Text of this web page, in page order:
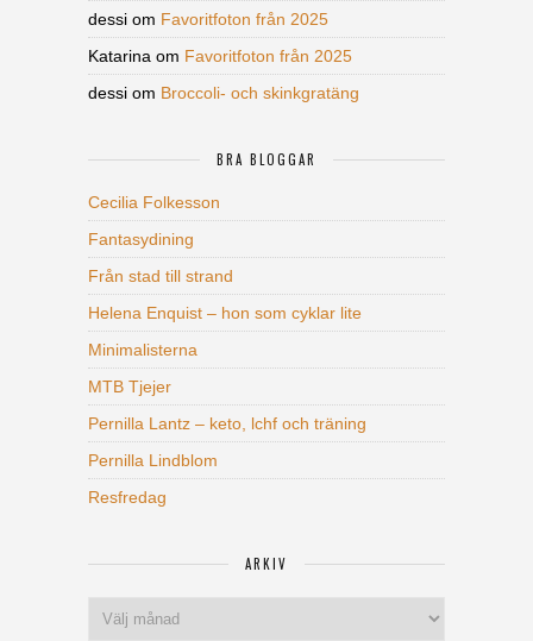
dessi om Favoritfoton från 2025
Katarina om Favoritfoton från 2025
dessi om Broccoli- och skinkgratäng
BRA BLOGGAR
Cecilia Folkesson
Fantasydining
Från stad till strand
Helena Enquist – hon som cyklar lite
Minimalisterna
MTB Tjejer
Pernilla Lantz – keto, lchf och träning
Pernilla Lindblom
Resfredag
ARKIV